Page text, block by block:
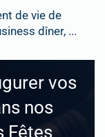
de vie de
dîner, ...
vos
nos
Fêtes